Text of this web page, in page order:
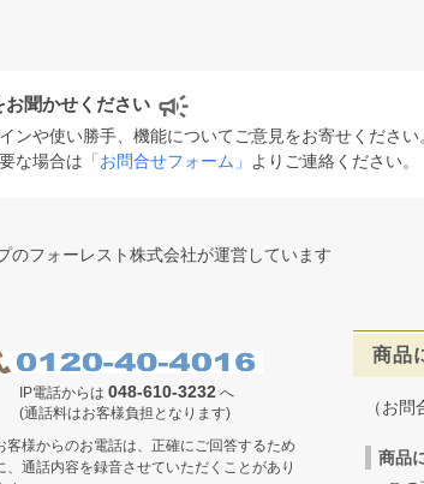
お聞かせください
ンや使い勝手、機能についてご意見をお寄せください
な場合は 「お問合せフォーム」 よりご連絡ください。
のフォーレスト株式会社が運営しています
IP電話からは 048-610-3232 へ
(通話料はお客様負担となります)
客様からのお電話は、正確にご回答するため
、通話内容を録音させていただくことがあり
商品
（お
商品